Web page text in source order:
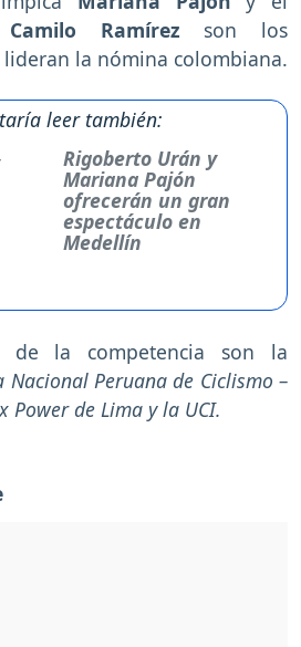
Camilo Ramírez son los
lideran la nómina colombiana.
leer también:
Rigoberto Urán y
Mariana Pajón
ofrecerán un gran
espectáculo en
Medellín
de la competencia son la
Nacional Peruana de Ciclismo –
Power de Lima y la UCI.